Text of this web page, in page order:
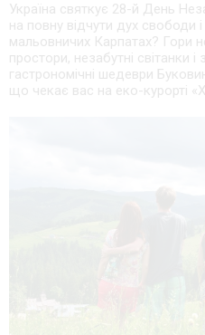
Україна святкує 28-й День
на повну відчути дух свободи і
мальовничих Карпатах? Гори
простори, незабутні світанки
гастрономічні шедеври
що чекає вас на еко-курорті